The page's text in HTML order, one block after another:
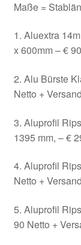
Maße =
1. Aluextra
x 600mm – €
2. Alu Bürste
Netto +
3. Aluprofil
1395 mm, – €
4. Aluprofil
Netto +
5. Aluprofil
90 Netto +